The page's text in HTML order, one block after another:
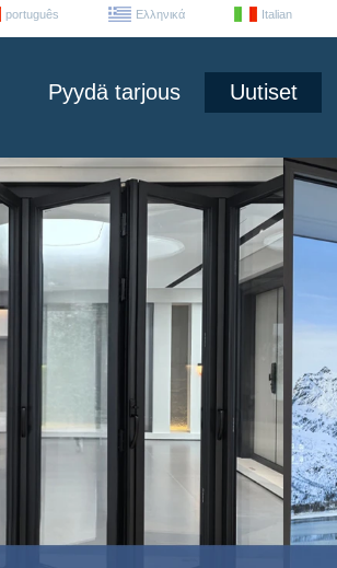
português Ελληνικά Italian
Pyydä tarjous Uutiset